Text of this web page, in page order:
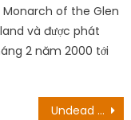
of the Glen
và được phát
2 năm 2000 tới
Undead Unluck được chuyển thể thành Anime; Thông báo chính thức sắp ra mắt